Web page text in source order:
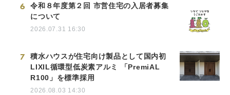
6
令和８年度第２回 市営住宅の入居者募集
について
2026.07.31 16:30
7
積水ハウスが住宅向け製品として国内初
LIXIL循環型低炭素アルミ 「PremiAL
R100」を標準採用
2026.08.03 14:30